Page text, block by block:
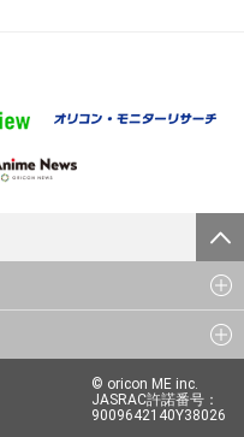
© oricon ME inc.
JASRAC許諾番号：
9009642140Y38026